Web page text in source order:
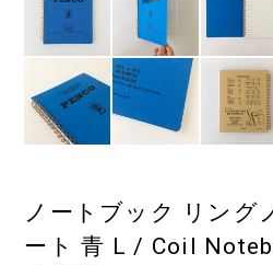
ノートブック リング
ート 青 L / Coil